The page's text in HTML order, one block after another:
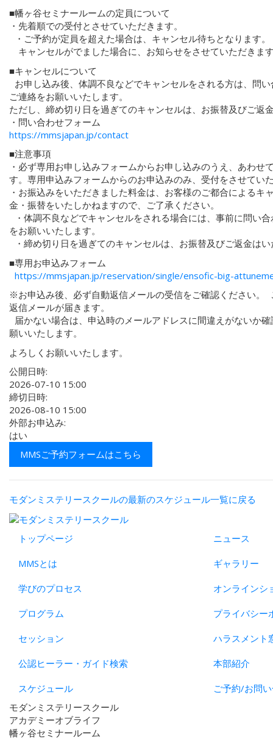
■幡ヶ谷セミナールームの定員について
・先着順での受付とさせていただきます。
・ご予約が定員を超えた場合は、キャンセル待ちとなります
キャンセルがでました場合に、お知らせをさせていただきま
■キャンセルについて
お申し込み後、体調不良などでキャンセルをされる方は、問
ご連絡をお願いいたします。
ただし、締め切り日を過ぎてのキャンセルは、お振替及びご返
・問い合わせフォーム
https://mmsjapan.jp/contact
■注意事項
・必ず専用お申し込みフォームからお申し込みのうえ、あわせ
す。専用申込みフォームからのお申込みのみ、受付をさせてい
・お振込みをいただきました料金は、お客様のご都合によるキ
金・振替をいたしかねますので、ご了承ください。
・体調不良などでキャンセルをされる場合には、事前に問い
をお願いいたします。
・締め切り日を過ぎてのキャンセルは、お振替及びご返金は
■専用お申込みフォーム
https://mmsjapan.jp/reservation/single/ensofic-big-
※お申込み後、必ず自動返信メールの受信をご確認ください。
返信メールが届きます。
届かない場合は、申込時のメールアドレスに間違えがないか
願いいたします。
よろしくお願いいたします。
公開日時:
2026-07-10 15:00
締切日時:
2026-08-10 15:00
外部お申込み:
はい
MMSご予約フォームはこちら
モダンミステリースクールの最新のスケジュール一覧に戻る
トップページ
MMSとは
学びのプロセス
プログラム
セッション
公認ヒーラー・ガイド検索
スケジュール
ニュース
ギャラリー
オンラインシ
プライバシー
ハラスメント
本部紹介
ご予約/お問
モダンミステリースクール
アカデミーオブライフ
幡ヶ谷セミナールーム